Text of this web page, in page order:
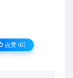
点赞 (0)